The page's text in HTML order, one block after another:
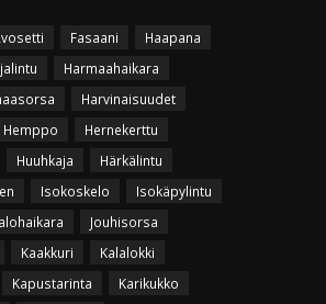
Fasaani
Haapana
Harmaahaikara
Harvinaisuudet
Hemppo
Hernekerttu
Huuhkaja
Härkälintu
Isokoskelo
Isokäpylintu
Jouhisorsa
Kaakkuri
Kalalokki
Kapustarinta
Karikukko